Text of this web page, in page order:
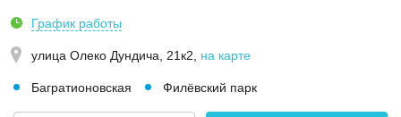
График работы
улица Олеко Дундича, 21к2 на карте
Багратионовская Филёвский парк